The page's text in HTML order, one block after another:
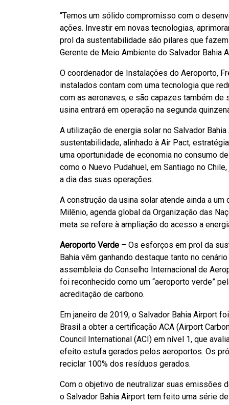
“Temos um sólido compromisso com o
ações. Investir em novas tecnologias,
prol da sustentabilidade são pilares que
Gerente de Meio Ambiente do Salvador Bahia
O coordenador de Instalações do Aeroporto,
instalados contam com uma tecnologia que
com as aeronaves, e são capazes também
usina entrará em operação na segunda
A utilização de energia solar no Salvador
sustentabilidade, alinhado à Air Pact,
uma oportunidade de economia no consumo
como o Nuevo Pudahuel, em Santiago no
a dia das suas operações.
A construção da usina solar atende ainda a
Milênio, agenda global da Organização das
meta se refere à ampliação do acesso a
Aeroporto Verde – Os esforços em prol da
Bahia vêm ganhando destaque tanto no
assembleia do Conselho Internacional de
foi reconhecido como um “aeroporto verde”
acreditação de carbono.
Em janeiro de 2019, o Salvador Bahia Airport
Brasil a obter a certificação ACA (Airport
Council International (ACI) em nível 1, que
efeito estufa gerados pelos aeroportos. Os
reciclar 100% dos resíduos gerados.
Com o objetivo de neutralizar suas emissões
o Salvador Bahia Airport tem feito uma série